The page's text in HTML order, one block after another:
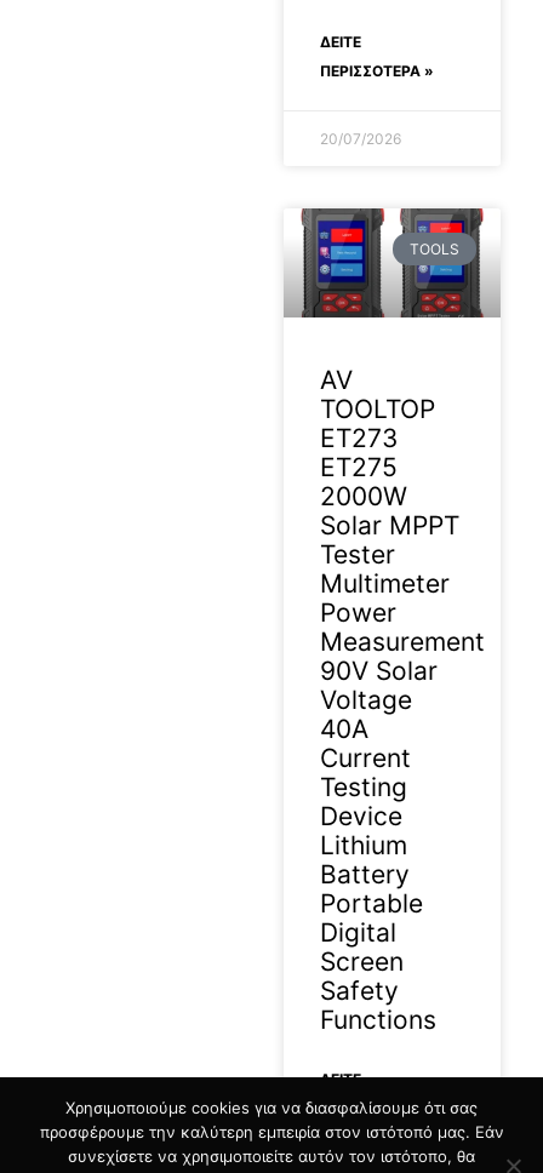
ΔΕΊΤΕ
ΠΕΡΙΣΣΟΤΕΡΑ »
20/07/2026
TOOLS
AV
TOOLTOP
ET273
ET275
2000W
Solar MPPT
Tester
Multimeter
Power
Measurement
90V Solar
Voltage
40A
Current
Testing
Device
Lithium
Battery
Portable
Digital
Screen
Safety
Functions
ΔΕΊΤΕ
ΠΕΡΙΣΣΟΤΕΡΑ »
Χρησιμοποιούμε cookies για να διασφαλίσουμε ότι σας
προσφέρουμε την καλύτερη εμπειρία στον ιστότοπό μας. Εάν
συνεχίσετε να χρησιμοποιείτε αυτόν τον ιστότοπο, θα